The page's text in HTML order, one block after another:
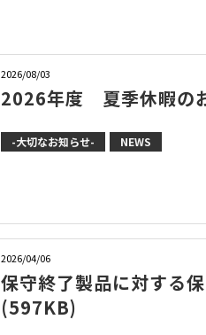
2026/08/03
2026年度 夏季休暇の
-大切なお知らせ- NEWS
2026/04/06
保守終了製品に対する
(597KB)